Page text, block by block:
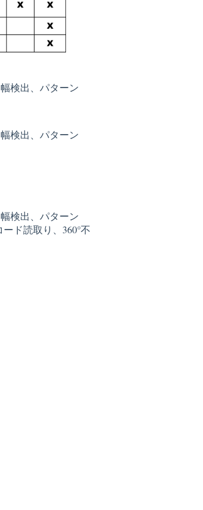
検出、パターン
検出、パターン
検出、パターン
ド読取り、360°不